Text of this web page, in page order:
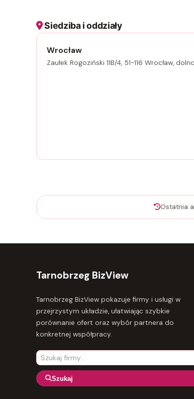
Siedziba i oddziały
Wrocław
Zaułek Rogoziński 11B/4, 51-116 Wrocław,
Ostatnia
Tarnobrzeg BizView
Tarnobrzeg BizView pokazuje firmy i usługi w
przejrzystym układzie, ułatwiając szybkie
porównanie ofert oraz wybór partnera do
konkretnej współpracy.
Szukaj